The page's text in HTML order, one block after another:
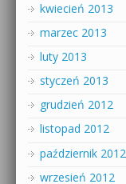
kwiecień 2013
marzec 2013
luty 2013
styczeń 2013
grudzień 2012
listopad 2012
październik 2012
wrzesień 2012